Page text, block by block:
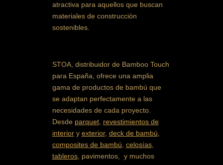
atractiva para aquellos que buscan
materiales de construcción
sostenibles.
STOA, distribuidor de Bamboo Touch
para España, ofrece una amplia
gama de productos de bambú que
se adaptan perfectamente a las
necesidades de cada proyecto.
Desde parquet, revestimientos de
interiory exterior, deck de bambú,
composites de bambú, celosías,
tableros, pavimentos, y muchos